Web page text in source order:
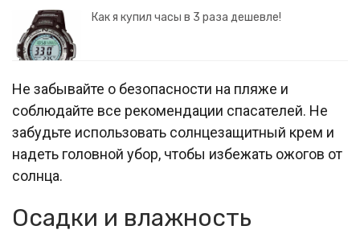
Как я купил часы в 3 раза дешевле!
Не забывайте о безопасности на пляже и
соблюдайте все рекомендации спасателей. Не
забудьте использовать солнцезащитный крем и
надеть головной убор, чтобы избежать ожогов от
солнца.
Осадки и влажность